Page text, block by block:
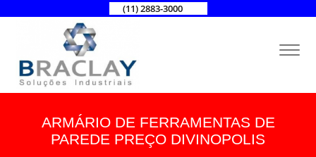
(11) 2883-3000
ARMÁRIO DE FERRAMENTAS DE
PAREDE PREÇO DIVINOPOLIS